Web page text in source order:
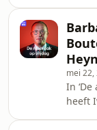
de
La
het
mei 22,
In
heeft